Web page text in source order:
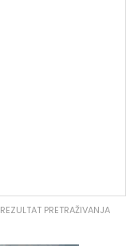
REZULTAT PRETRAŽIVANJA